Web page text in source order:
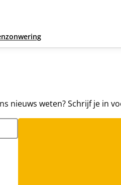
nieuws weten? Schrijf je in